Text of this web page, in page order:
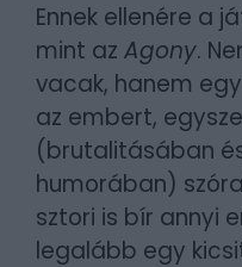
Ennek ellenére a
mint az Agony.
vacak, hanem
az embert,
(brutalitásában
humorában)
sztori is bír annyi
legalább egy